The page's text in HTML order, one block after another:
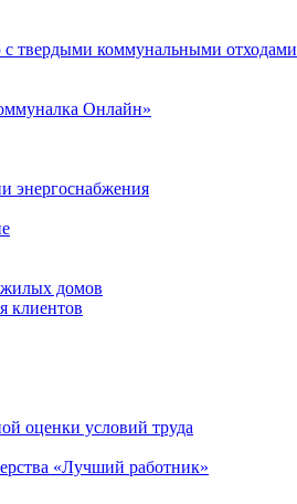
твердыми коммунальными отходами
Онлайн»
энергоснабжения
домов
клиентов
оценки условий труда
«Лучший работник»